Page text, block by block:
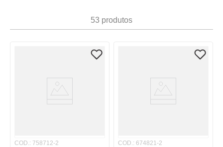
8º cola
10
53 produtos
COD.: 758712-2
COD.: 674821-2